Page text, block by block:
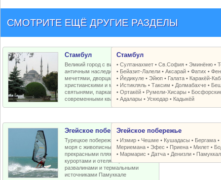
СМОТРИТЕ ЕЩЁ ДРУГИЕ РАЗДЕЛЫ
Стамбул
Великий город с византийским и
античным наследием, османскими
мечетями, дворцами, крепостями,
христианскими и мусульманскими
святынями, парками, старыми и
современными кварталами
Стамбул
•Султанахмет •Св.София •Эминёню •
• Бейазит-Лалели •Аксарай •Фатих •
• Йедикуле •Эйюп • Галата • Каракёй-
• Истикляль •Таксим • Долмабахче •
•Ортакёй • Румели-Xисары •
•Адалары •Ускюдар • Кадыкёй
Эгейское побережье
Турецкое побережье Эгейского
моря с живописными бухтами,
прекрасными пляжами, отличными
курортами и отелями, античными
развалинами и термальными
источниками Памуккале
Эгейское побережье
• Измир • Чешме • Кушадасы • Бергама •
Мериемана •Эфес • Приена • Милет •
• Мармарис • Датча • Денизли •